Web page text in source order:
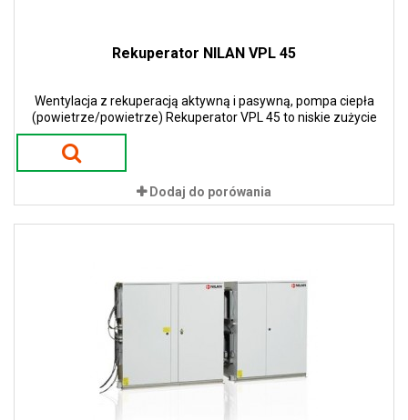
Rekuperator NILAN VPL 45
Wentylacja z rekuperacją aktywną i pasywną, pompa ciepła
(powietrze/powietrze) Rekuperator VPL 45 to niskie zużycie
energii i niskie koszty eksploatacji. Zastosowanie pomp ciepła w
urządzeniach gwarantuje 100 % sprawności w procesie odzysku
ciepła. To przekłada się na ogromne oszczędności energii i tym
samym niskie koszty eksploatacji.
Dodaj do porówania